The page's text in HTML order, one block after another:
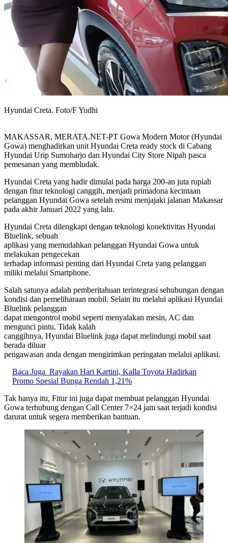
Hyundai Creta. Foto/F Yudhi
MAKASSAR, MERATA.NET-PT Gowa Modern Motor (Hyundai
Gowa) menghadirkan unit Hyundai Creta ready stock di Cabang
Hyundai Urip Sumoharjo dan Hyundai City Store Nipah pasca
pemesanan yang membludak.
Hyundai Creta yang hadir dimulai pada harga 200-an juta rupiah
dengan fitur teknologi canggih, menjadi primadona kecintaan
pelanggan Hyundai Gowa setelah resmi menjajaki jalanan Makassar
pada akhir Januari 2022 yang lalu.
Hyundai Creta dilengkapi dengan teknologi konektivitas Hyundai
Bluelink, sebuah
aplikasi yang memudahkan pelanggan Hyundai Gowa untuk
melakukan pengecekan
terhadap informasi penting dari Hyundai Creta yang pelanggan
miliki melalui Smartphone.
Salah satunya adalah pemberitahuan terintegrasi sehubungan dengan
kondisi dan pemeliharaan mobil. Selain itu melalui aplikasi Hyundai
Bluelink pelanggan
dapat mengontrol mobil seperti menyalakan mesin, AC dan
mengunci pintu. Tidak kalah
canggihnya, Hyundai Bluelink juga dapat melindungi mobil saat
berada diluar
pengawasan anda dengan mengirimkan peringatan melalui aplikasi.
Baca Juga Rayakan Hari Kartini, Kalla Toyota Hadirkan
Promo Spesial Bunga Rendah 1,21%
Tak hanya itu, Fitur ini juga dapat membuat pelanggan Hyundai
Gowa terhubung dengan Call Center 7×24 jam saat terjadi kondisi
darurat untuk segera memberikan bantuan.